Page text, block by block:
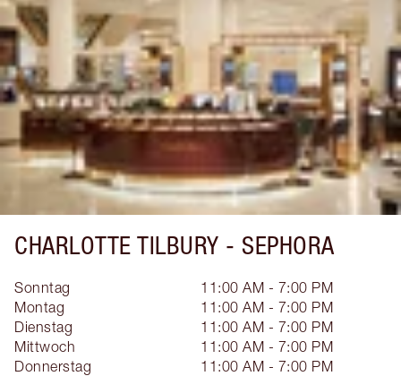
CHARLOTTE TILBURY - SEPHORA
Sonntag
11:00 AM - 7:00 PM
Montag
11:00 AM - 7:00 PM
Dienstag
11:00 AM - 7:00 PM
Mittwoch
11:00 AM - 7:00 PM
Donnerstag
11:00 AM - 7:00 PM